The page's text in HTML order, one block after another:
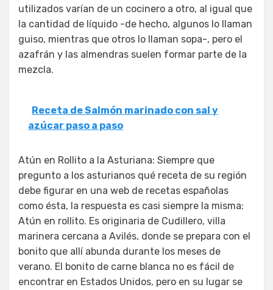
utilizados varían de un cocinero a otro, al igual que
la cantidad de líquido -de hecho, algunos lo llaman
guiso, mientras que otros lo llaman sopa-, pero el
azafrán y las almendras suelen formar parte de la
mezcla.
Receta de Salmón marinado con sal y
azúcar paso a paso
Atún en Rollito a la Asturiana: Siempre que
pregunto a los asturianos qué receta de su región
debe figurar en una web de recetas españolas
como ésta, la respuesta es casi siempre la misma:
Atún en rollito. Es originaria de Cudillero, villa
marinera cercana a Avilés, donde se prepara con el
bonito que allí abunda durante los meses de
verano. El bonito de carne blanca no es fácil de
encontrar en Estados Unidos, pero en su lugar se